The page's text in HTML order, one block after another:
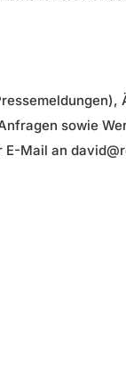
sowie
Mail an